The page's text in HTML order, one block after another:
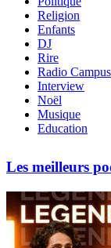
Religion
Enfants
DJ
Rire
Radio Campus
Interview
Noël
Musique
Education
Les meilleurs